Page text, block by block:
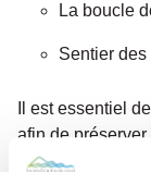
La boucle
Sentier
Il est essentiel
afin de
Les citoyens